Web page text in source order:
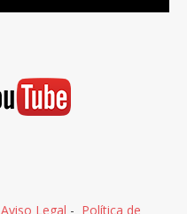
Aviso Legal - Política de